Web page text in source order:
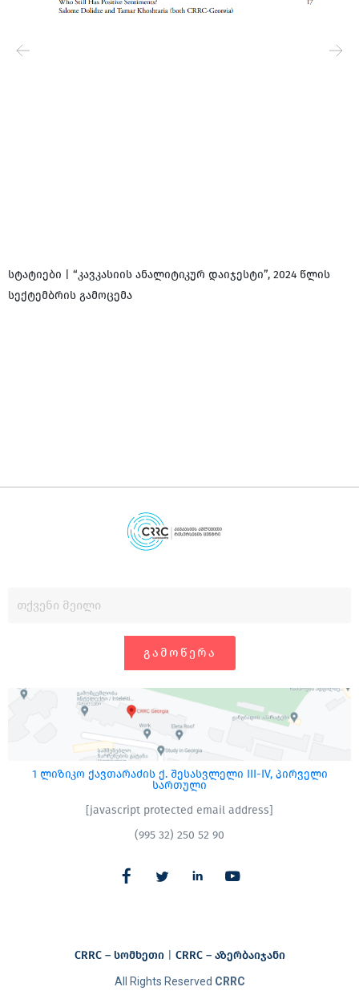
სტატიები | “კავკასიის ანალიტიკურ დაიჯესტი”, 2024 წლის
სექტემბრის გამოცემა
ᲒᲐᲛᲝᲬᲔᲠᲐ
1 ლიზიკო ქავთარაძის ქ. შესასვლელი III-IV, პირველი
სართული
[javascript protected email address]
(995 32) 250 52 90
All Rights Reserved CRRC
CRRC – სომხეთი| CRRC – აზერბაიჯანი​